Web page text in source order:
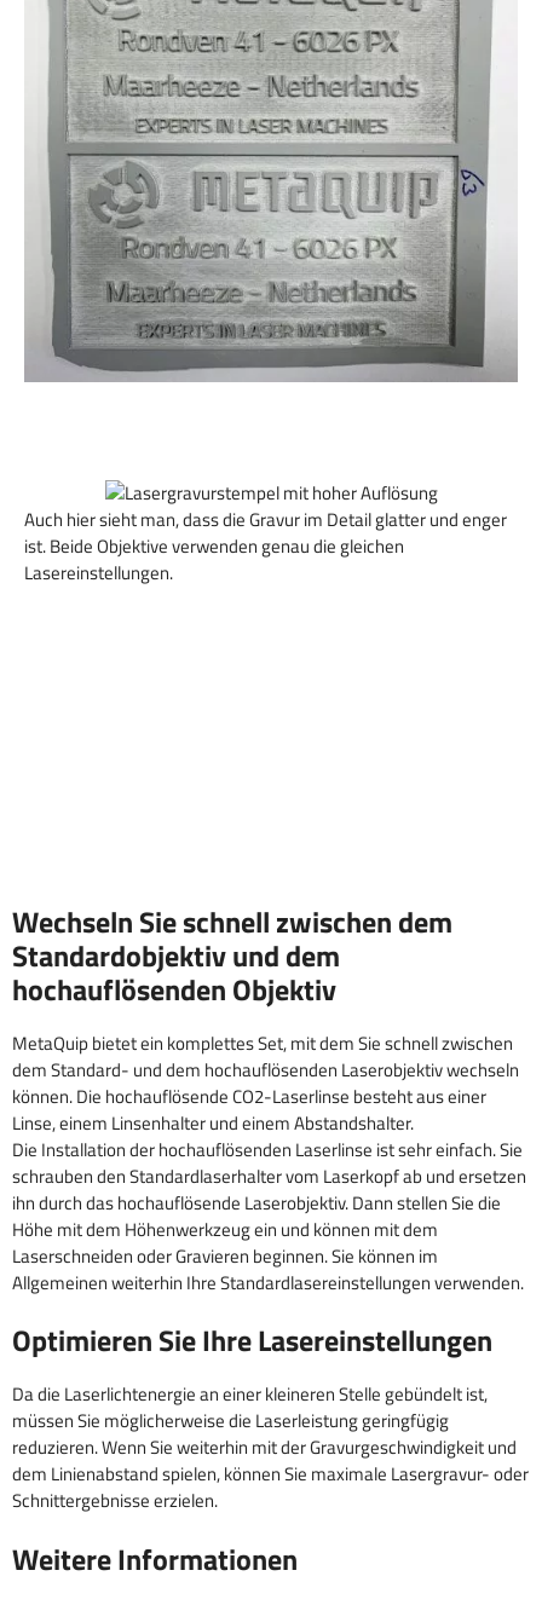
Auch hier sieht man, dass die Gravur im Detail glatter und enger
ist. Beide Objektive verwenden genau die gleichen
Lasereinstellungen.
Wechseln Sie schnell zwischen dem
Standardobjektiv und dem
hochauflösenden Objektiv
MetaQuip bietet ein komplettes Set, mit dem Sie schnell zwischen
dem Standard- und dem hochauflösenden Laserobjektiv wechseln
können. Die hochauflösende CO2-Laserlinse besteht aus einer
Linse, einem Linsenhalter und einem Abstandshalter.
Die Installation der hochauflösenden Laserlinse ist sehr einfach. Sie
schrauben den Standardlaserhalter vom Laserkopf ab und ersetzen
ihn durch das hochauflösende Laserobjektiv. Dann stellen Sie die
Höhe mit dem Höhenwerkzeug ein und können mit dem
Laserschneiden oder Gravieren beginnen. Sie können im
Allgemeinen weiterhin Ihre Standardlasereinstellungen verwenden.
Optimieren Sie Ihre Lasereinstellungen
Da die Laserlichtenergie an einer kleineren Stelle gebündelt ist,
müssen Sie möglicherweise die Laserleistung geringfügig
reduzieren. Wenn Sie weiterhin mit der Gravurgeschwindigkeit und
dem Linienabstand spielen, können Sie maximale Lasergravur- oder
Schnittergebnisse erzielen.
Weitere Informationen